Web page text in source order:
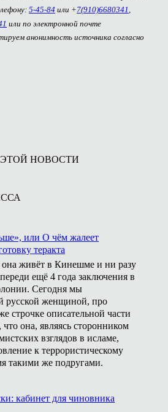
5-45-84 или +7(910)6680341 ,
или по электронной почте
анонимность источника согласно
НОВОСТИ
или О чём жалеет
теракта
она живёт в Кинешме и ни разу
ещё 4 года заключения в
Сегодня мы
русской женщиной, про
строчке описательной части
что она, являясь сторонником
взглядов в исламе,
к террористическому
такими же подругами.
кабинет для чиновника